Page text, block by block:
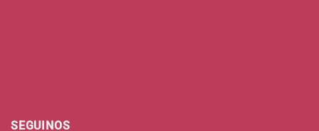
SEGUINOS